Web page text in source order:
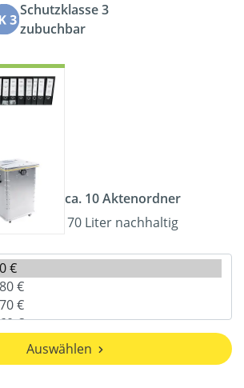
Schutzklasse 3
zubuchbar
ca. 10 Aktenordner
70 Liter nachhaltig
Auswählen